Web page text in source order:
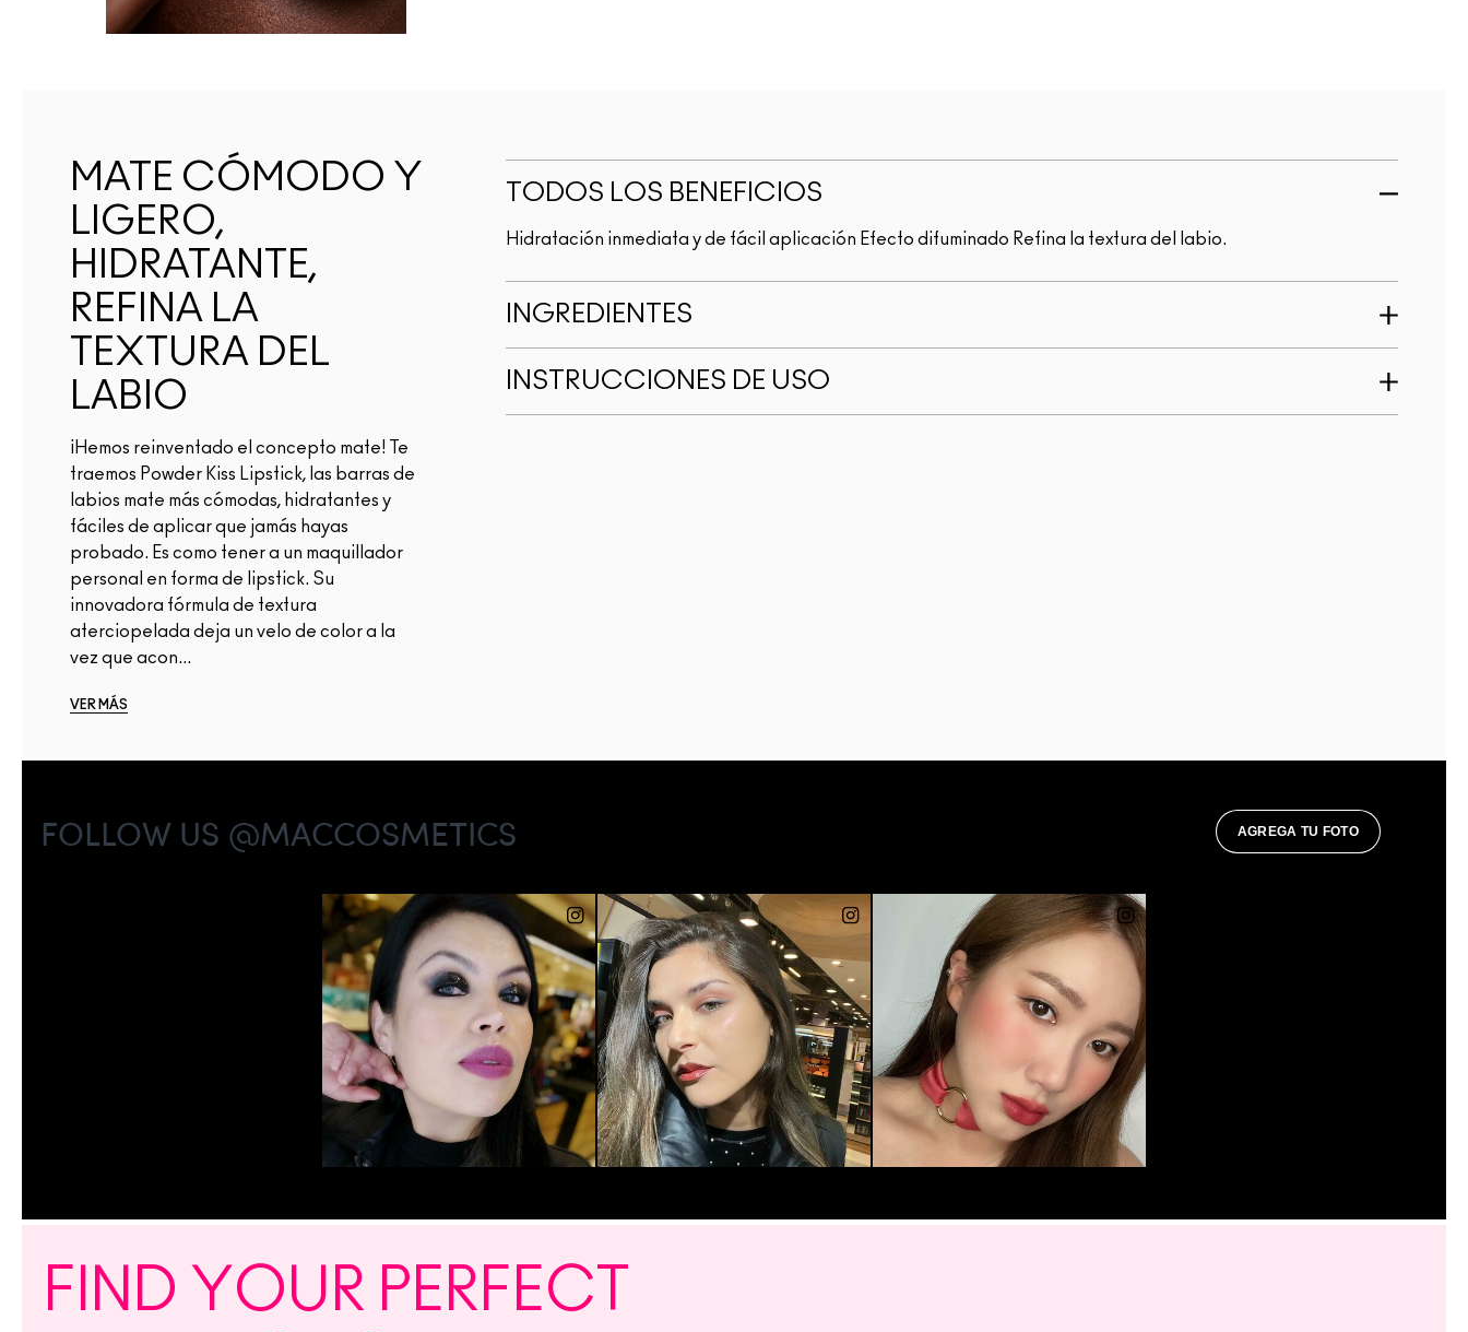
MATE CÓMODO Y
LIGERO,
HIDRATANTE,
REFINA LA
TEXTURA DEL
LABIO
¡Hemos reinventado el concepto mate! Te
traemos Powder Kiss Lipstick, las barras de
labios mate más cómodas, hidratantes y
fáciles de aplicar que jamás hayas
probado. Es como tener a un maquillador
personal en forma de lipstick. Su
innovadora fórmula de textura
aterciopelada deja un velo de color a la
vez que acon...
VER MÁS
TODOS LOS BENEFICIOS
Hidratación inmediata y de fácil aplicación Efecto difuminado Refina la textura del labio.
INGREDIENTES
INSTRUCCIONES DE USO
FIND YOUR PERFECT